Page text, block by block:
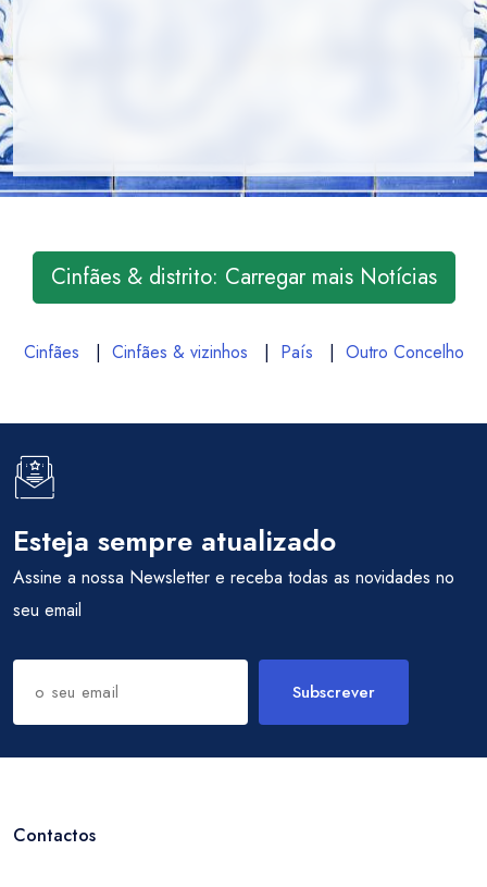
Cinfães & distrito: Carregar mais Notícias
Cinfães | Cinfães & vizinhos | País | Outro Concelho
Esteja sempre atualizado
Assine a nossa Newsletter e receba todas as novidades no
seu email
Subscrever
Contactos